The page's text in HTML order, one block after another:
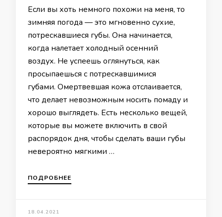
Если вы хоть немного похожи на меня, то
зимняя погода — это мгновенно сухие,
потрескавшиеся губы. Она начинается,
когда налетает холодный осенний
воздух. Не успеешь оглянуться, как
просыпаешься с потрескавшимися
губами. Омертвевшая кожа отслаивается,
что делает невозможным носить помаду и
хорошо выглядеть. Есть несколько вещей,
которые вы можете включить в свой
распорядок дня, чтобы сделать ваши губы
невероятно мягкими …
ПОДРОБНЕЕ
18.04.2021